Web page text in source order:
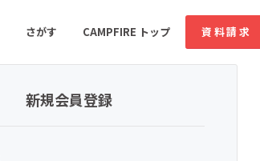
さがす CAMPFIRE トップ 資料請求
新規会員登録